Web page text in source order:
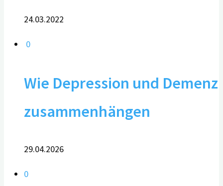
24.03.2022
0
Wie Depression und Demenz
zusammenhängen
29.04.2026
0